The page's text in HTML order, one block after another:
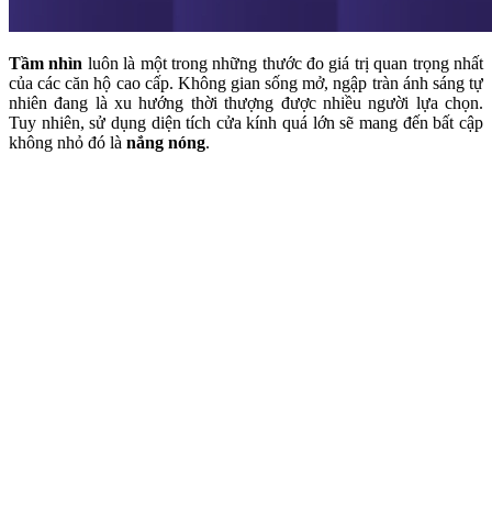
Tầm nhìn luôn là một trong những thước đo giá trị quan trọng nhất
của các căn hộ cao cấp. Không gian sống mở, ngập tràn ánh sáng tự
nhiên đang là xu hướng thời thượng được nhiều người lựa chọn.
Tuy nhiên, sử dụng diện tích cửa kính quá lớn sẽ mang đến bất cập
không nhỏ đó là nắng nóng.